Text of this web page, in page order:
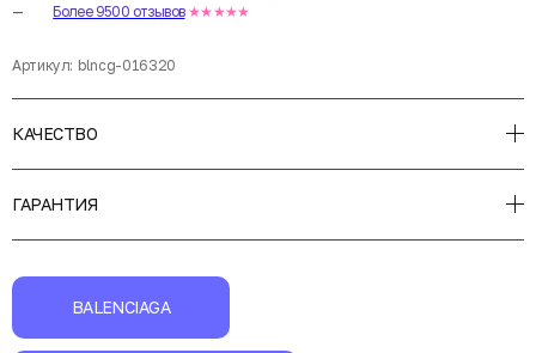
Более 9500 отзывов ★★★★★
Артикул: blncg-016320
КАЧЕСТВО
ГАРАНТИЯ
BALENCIAGA